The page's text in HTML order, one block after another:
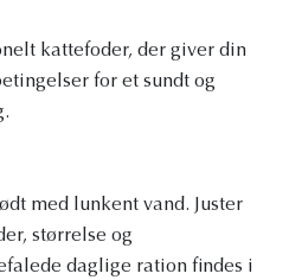
kattefoder, der giver din
for et sundt og
med lunkent vand. Juster
størrelse og
daglige ration findes i